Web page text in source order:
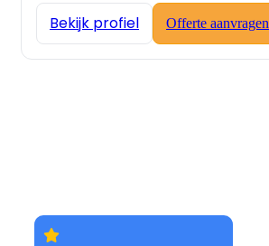
Bekijk profiel Offerte aanvragen